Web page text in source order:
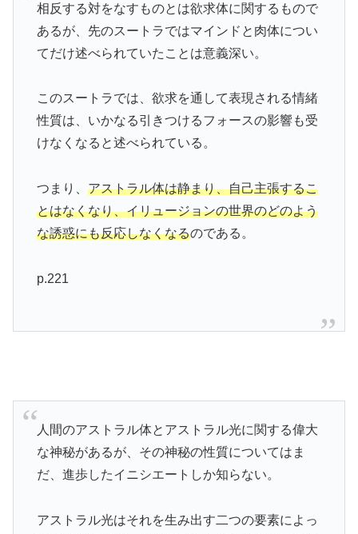
相反する対をなすものとは欲求体に関するもので
あるが、先のスートラではマインドと肉体につい
てだけ述べられていたことは意義深い。
このスートラでは、欲求を通して表現される情緒
性質は、いかなる引きつけるフォースの影響も受
けなくなると述べられている。
つまり、 アストラル体は静まり、自己主張するこ
とはなくなり、イリュージョンの世界のどのよう
な誘惑にも反応しなくなるのである。
p.221
人間のアストラル体とアストラル光に関する偉大
な神秘があるが、その神秘の性質についてはま
だ、進歩したイニシエートしか知らない。
アストラル光はそれを生み出す二つの要素によっ